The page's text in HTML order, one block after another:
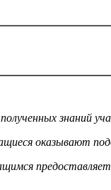
знаний
оказывают